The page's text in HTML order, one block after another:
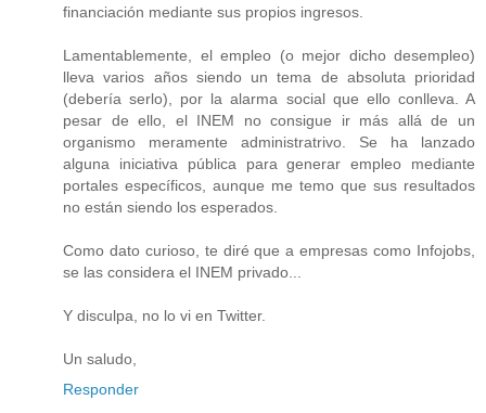
financiación mediante sus propios ingresos.
Lamentablemente, el empleo (o mejor dicho desempleo)
lleva varios años siendo un tema de absoluta prioridad
(debería serlo), por la alarma social que ello conlleva. A
pesar de ello, el INEM no consigue ir más allá de un
organismo meramente administratrivo. Se ha lanzado
alguna iniciativa pública para generar empleo mediante
portales específicos, aunque me temo que sus resultados
no están siendo los esperados.
Como dato curioso, te diré que a empresas como Infojobs,
se las considera el INEM privado...
Y disculpa, no lo vi en Twitter.
Un saludo,
Responder